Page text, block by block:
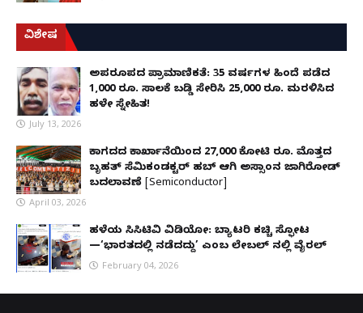
ವಿಶೇಷ
ಅಪರೂಪದ ಪ್ರಾಮಾಣಿಕತೆ: 35 ವರ್ಷಗಳ ಹಿಂದೆ ಪಡೆದ
1,000 ರೂ. ಸಾಲಕ್ಕೆ ಬಡ್ಡಿ ಸೇರಿಸಿ 25,000 ರೂ. ಮರಳಿಸಿದ
ಹಳೇ ಸ್ನೇಹಿತ!
July 13, 2026
ಕಾಗದದ ಕಾರ್ಖಾನೆಯಿಂದ 27,000 ಕೋಟಿ ರೂ. ಮೊತ್ತದ
ಬೃಹತ್ ಸೆಮಿಕಂಡಕ್ಟರ್ ಹಬ್ ಆಗಿ ಅಸ್ಸಾಂನ ಜಾಗಿರೋಡ್
ಬದಲಾವಣೆ [Semiconductor]
April 03, 2026
ಹಳೆಯ ಸಿಸಿಟಿವಿ ವಿಡಿಯೋ: ಬ್ಯಾಟರಿ ಕಚ್ಚಿ ಸ್ಫೋಟ
—‘ಭಾರತದಲ್ಲಿ ನಡೆದದ್ದು’ ಎಂಬ ಲೇಬಲ್ ನಲ್ಲಿ ವೈರಲ್
February 04, 2026